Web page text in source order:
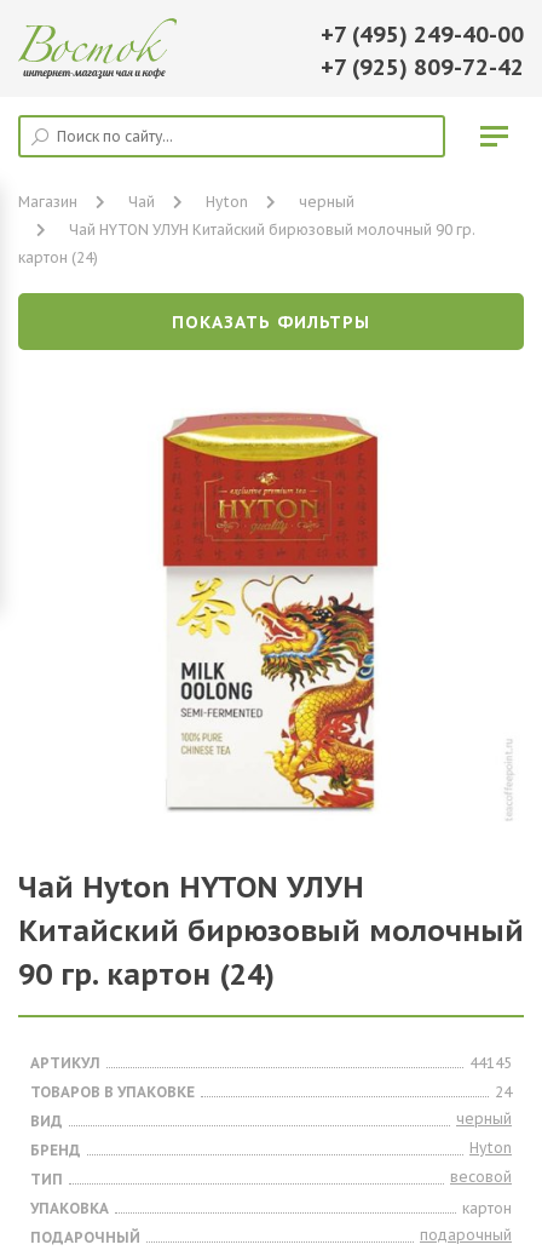
+7 (495) 249-40-00
+7 (925) 809-72-42
Магазин Чай Hyton
черный
Чай HYTON УЛУН Китайский бирюзовый молочный 90 гр.
картон (24)
ПОКАЗАТЬ ФИЛЬТРЫ
Чай Hyton HYTON УЛУН
Китайский бирюзовый молочный
90 гр. картон (24)
АРТИКУЛ
44145
ТОВАРОВ В УПАКОВКЕ
24
ВИД
черный
БРЕНД
Hyton
ТИП
весовой
УПАКОВКА
картон
ПОДАРОЧНЫЙ
подарочный